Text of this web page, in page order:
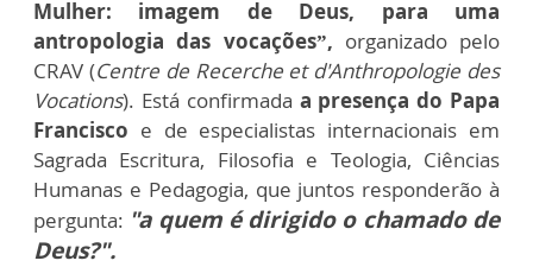
Mulher: imagem de Deus, para uma
antropologia das vocações”, organizado pelo
CRAV (Centre de Recerche et d'Anthropologie des
Vocations). Está confirmada a presença do Papa
Francisco e de especialistas internacionais em
Sagrada Escritura, Filosofia e Teologia, Ciências
Humanas e Pedagogia, que juntos responderão à
pergunta: "a quem é dirigido o chamado de
Deus?".